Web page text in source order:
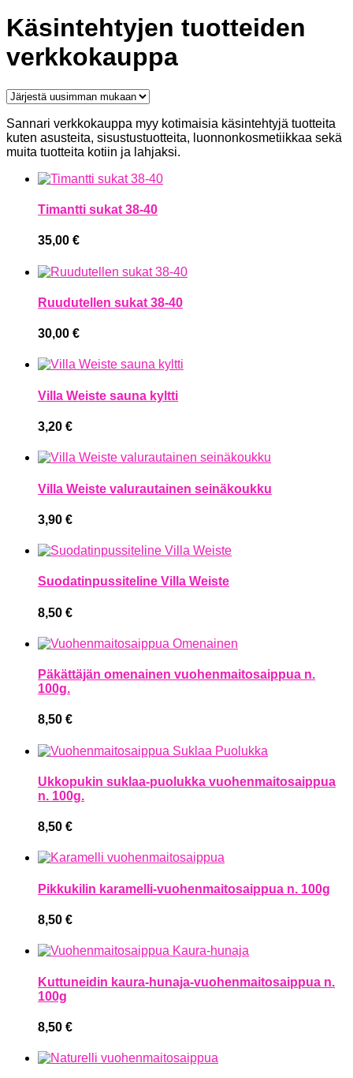
Käsintehtyjen tuotteiden
verkkokauppa
Sannari verkkokauppa myy kotimaisia käsintehtyjä tuotteita
kuten asusteita, sisustustuotteita, luonnonkosmetiikkaa sekä
muita tuotteita kotiin ja lahjaksi.
Timantti sukat 38-40
35,00 €
Ruudutellen sukat 38-40
30,00 €
Villa Weiste sauna kyltti
3,20 €
Villa Weiste valurautainen seinäkoukku
3,90 €
Suodatinpussiteline Villa Weiste
8,50 €
Päkättäjän omenainen vuohenmaitosaippua n.
100g.
8,50 €
Ukkopukin suklaa-puolukka vuohenmaitosaippua
n. 100g.
8,50 €
Pikkukilin karamelli-vuohenmaitosaippua n. 100g
8,50 €
Kuttuneidin kaura-hunaja-vuohenmaitosaippua n.
100g
8,50 €